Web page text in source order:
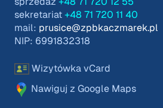
sekretariat +48 71 720 11 40
mail: prusice@zpbkaczmarek.pl
NIP: 6991832318
Wizytówka vCard
Nawiguj z Google Maps